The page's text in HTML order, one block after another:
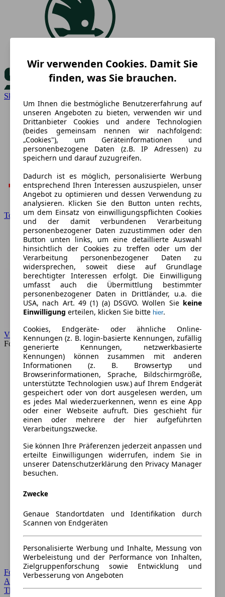
Skoda
Toyota
VW
Forum
Forum Startseite
Alle Auto-Foren
Themen-Forum
Wir verwenden Cookies. Damit Sie
finden, was Sie brauchen.
Um Ihnen die bestmögliche Benutzererfahrung auf
unseren Angeboten zu bieten, verwenden wir und
Drittanbieter Cookies und andere Technologien
(beides gemeinsam nennen wir nachfolgend:
„Cookies"), um Geräteinformationen und
personenbezogene Daten (z.B. IP Adressen) zu
speichern und darauf zuzugreifen.
Dadurch ist es möglich, personalisierte Werbung
entsprechend Ihren Interessen auszuspielen, unser
Angebot zu optimieren und dessen Verwendung zu
analysieren. Klicken Sie den Button unten rechts,
um dem Einsatz von einwilligungspflichten Cookies
und der damit verbundenen Verarbeitung
personenbezogener Daten zuzustimmen oder den
Button unten links, um eine detaillierte Auswahl
hinsichtlich der Cookies zu treffen oder um der
Verarbeitung personenbezogener Daten zu
widersprechen, soweit diese auf Grundlage
berechtigter Interessen erfolgt. Die Einwilligung
umfasst auch die Übermittlung bestimmter
personenbezogener Daten in Drittländer, u.a. die
USA, nach Art. 49 (1) (a) DSGVO. Wollen Sie keine
Einwilligung erteilen, klicken Sie bitte hier.
Cookies, Endgeräte- oder ähnliche Online-
Kennungen (z. B. login-basierte Kennungen, zufällig
generierte Kennungen, netzwerkbasierte
Kennungen) können zusammen mit anderen
Informationen (z. B. Browsertyp und
Browserinformationen, Sprache, Bildschirmgröße,
unterstützte Technologien usw.) auf Ihrem Endgerät
gespeichert oder von dort ausgelesen werden, um
es jedes Mal wiederzuerkennen, wenn es eine App
oder einer Webseite aufruft. Dies geschieht für
einen oder mehrere der hier aufgeführten
Verarbeitungszwecke.
Sie können Ihre Präferenzen jederzeit anpassen und
erteilte Einwilligungen widerrufen, indem Sie in
unserer Datenschutzerklärung den Privacy Manager
besuchen.
Zwecke
Genaue Standortdaten und Identifikation durch
Scannen von Endgeräten
Personalisierte Werbung und Inhalte, Messung von
Werbeleistung und der Performance von Inhalten,
Zielgruppenforschung sowie Entwicklung und
Verbesserung von Angeboten